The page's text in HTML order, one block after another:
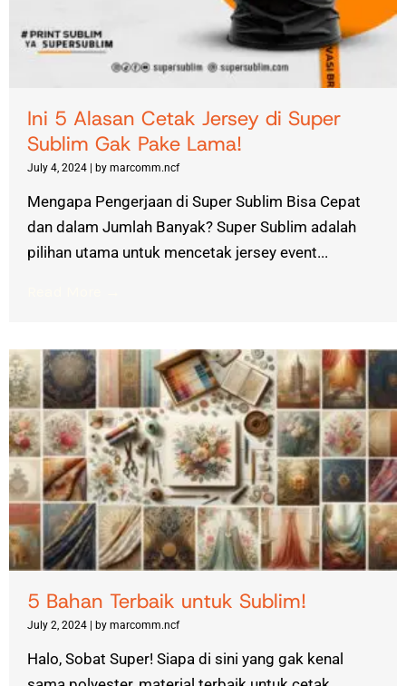
Ini 5 Alasan Cetak Jersey di Super
Sublim Gak Pake Lama!
July 4, 2024 | by marcomm.ncf
Mengapa Pengerjaan di Super Sublim Bisa Cepat
dan dalam Jumlah Banyak? Super Sublim adalah
pilihan utama untuk mencetak jersey event...
5 Bahan Terbaik untuk Sublim!
July 2, 2024 | by marcomm.ncf
Halo, Sobat Super! Siapa di sini yang gak kenal